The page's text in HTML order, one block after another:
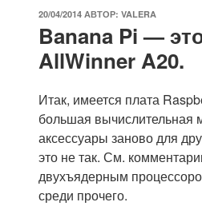
ОПУБЛИКОВАНО
20/04/2014 АВТОР: VALERA
Banana Pi —
AllWinner A20.
Итак, имеется плата
большая вычислительная
аксессуары заново для
это не так. См.
двухъядерным
среди прочего.